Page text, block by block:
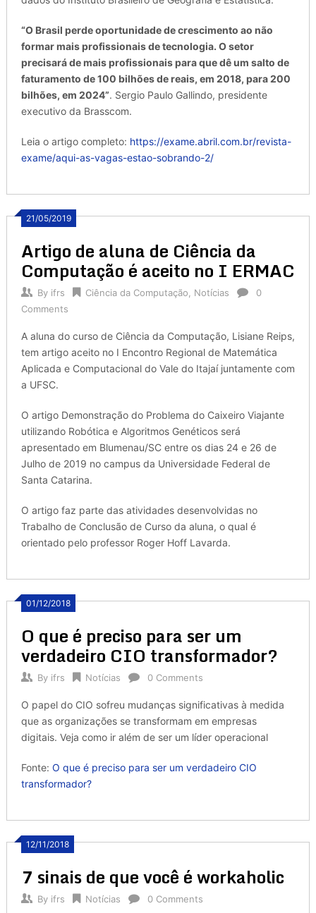
“O Brasil perde oportunidade de crescimento ao não
formar mais profissionais de tecnologia. O setor
precisará de mais profissionais para que dê um salto de
faturamento de 100 bilhões de reais, em 2018, para 200
bilhões, em 2024”. Sergio Paulo Gallindo, presidente
executivo da Brasscom.
Leia o artigo completo: https://exame.abril.com.br/revista-
exame/aqui-as-vagas-estao-sobrando-2/
21/05/2019
Artigo de aluna de Ciência da
Computação é aceito no I ERMAC
By ifrs Ciência da Computação, Notícias
0
Comments
A aluna do curso de Ciência da Computação, Lisiane Reips,
tem artigo aceito no I Encontro Regional de Matemática
Aplicada e Computacional do Vale do Itajaí juntamente com
a UFSC.
O artigo Demonstração do Problema do Caixeiro Viajante
utilizando Robótica e Algoritmos Genéticos será
apresentado em Blumenau/SC entre os dias 24 e 26 de
Julho de 2019 no campus da Universidade Federal de
Santa Catarina.
O artigo faz parte das atividades desenvolvidas no
Trabalho de Conclusão de Curso da aluna, o qual é
orientado pelo professor Roger Hoff Lavarda.
01/12/2018
O que é preciso para ser um
verdadeiro CIO transformador?
By ifrs Notícias 0 Comments
O papel do CIO sofreu mudanças significativas à medida
que as organizações se transformam em empresas
digitais. Veja como ir além de ser um líder operacional
Fonte: O que é preciso para ser um verdadeiro CIO
transformador?
12/11/2018
7 sinais de que você é workaholic
By ifrs Notícias 0 Comments